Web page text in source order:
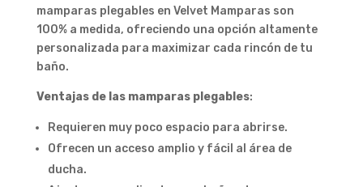
mamparas plegables en Velvet Mamparas son
100% a medida, ofreciendo una opción altamente
personalizada para maximizar cada rincón de tu
baño.
Ventajas de las mamparas plegables:
Requieren muy poco espacio para abrirse.
Ofrecen un acceso amplio y fácil al área de
ducha.